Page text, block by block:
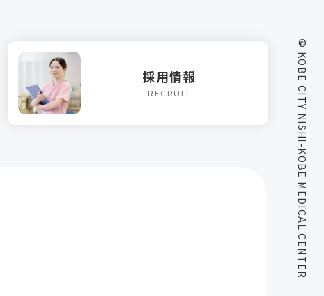
採用情報
RECRUIT © KOBE CITY NISHI-KOBE MEDICAL CENTER